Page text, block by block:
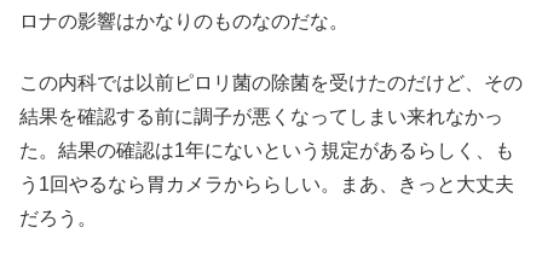
ロナの影響はかなりのものなのだな。
この内科では以前ピロリ菌の除菌を受けたのだけど、その
結果を確認する前に調子が悪くなってしまい来れなかっ
た。結果の確認は1年にないという規定があるらしく、も
う1回やるなら胃カメラかららしい。まあ、きっと大丈夫
だろう。